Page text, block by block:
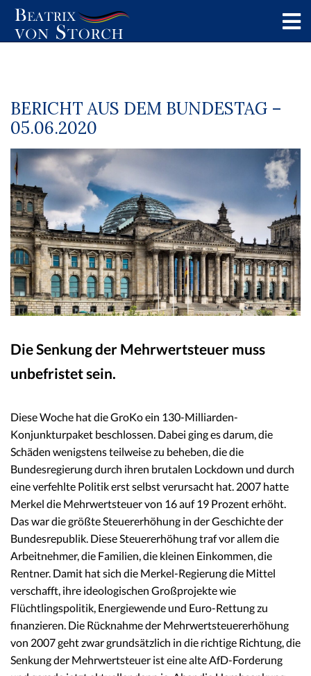
BERICHT AUS DEM BUNDESTAG –
05.06.2020
Die Senkung der Mehrwertsteuer muss
unbefristet sein.
Diese Woche hat die GroKo ein 130-Milliarden-
Konjunkturpaket beschlossen. Dabei ging es darum, die
Schäden wenigstens teilweise zu beheben, die die
Bundesregierung durch ihren brutalen Lockdown und durch
eine verfehlte Politik erst selbst verursacht hat. 2007 hatte
Merkel die Mehrwertsteuer von 16 auf 19 Prozent erhöht.
Das war die größte Steuererhöhung in der Geschichte der
Bundesrepublik. Diese Steuererhöhung traf vor allem die
Arbeitnehmer, die Familien, die kleinen Einkommen, die
Rentner. Damit hat sich die Merkel-Regierung die Mittel
verschafft, ihre ideologischen Großprojekte wie
Flüchtlingspolitik, Energiewende und Euro-Rettung zu
finanzieren. Die Rücknahme der Mehrwertsteuererhöhung
von 2007 geht zwar grundsätzlich in die richtige Richtung, die
Senkung der Mehrwertsteuer ist eine alte AfD-Forderung